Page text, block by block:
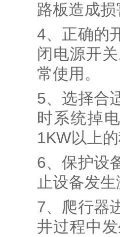
路板造成
4、正确的
闭电源开
常使用。
5、选择合
时系统掉
1KW以上
6、保护设
止设备发
7、爬行器
井过程中